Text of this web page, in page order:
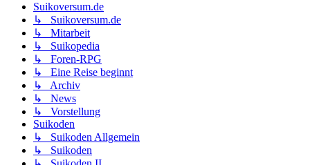
Suikoversum.de
↳ Suikoversum.de
↳ Mitarbeit
↳ Suikopedia
↳ Foren-RPG
↳ Eine Reise beginnt
↳ Archiv
↳ News
↳ Vorstellung
Suikoden
↳ Suikoden Allgemein
↳ Suikoden